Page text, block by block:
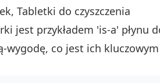
Tabletki do czyszczenia
jest przykładem 'is-a' płynu
wygodę, co jest ich kluczowym